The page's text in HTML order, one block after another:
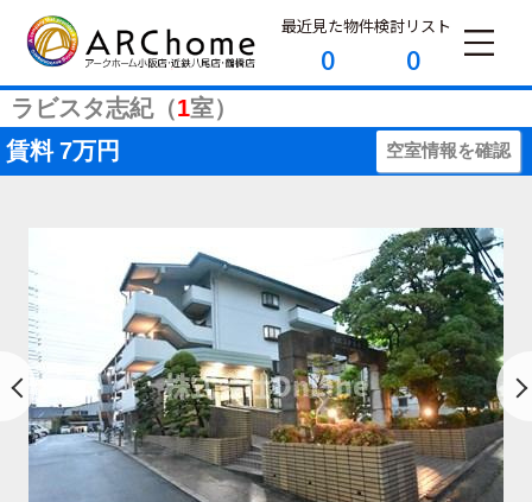
最近見た物件
0
検討リスト
0
ラビスタ志紀（1室）
賃料 7万円 空室情報を確認